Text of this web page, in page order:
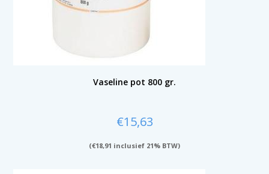
Vaseline pot 800 gr.
€15,63
(€18,91 inclusief 21% BTW)